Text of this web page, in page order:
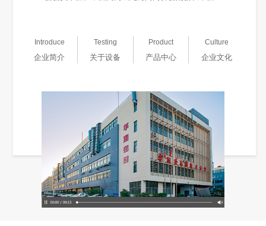
Introduce
企业简介
Testing
关于设备
Product
产品中心
Culture
企业文化